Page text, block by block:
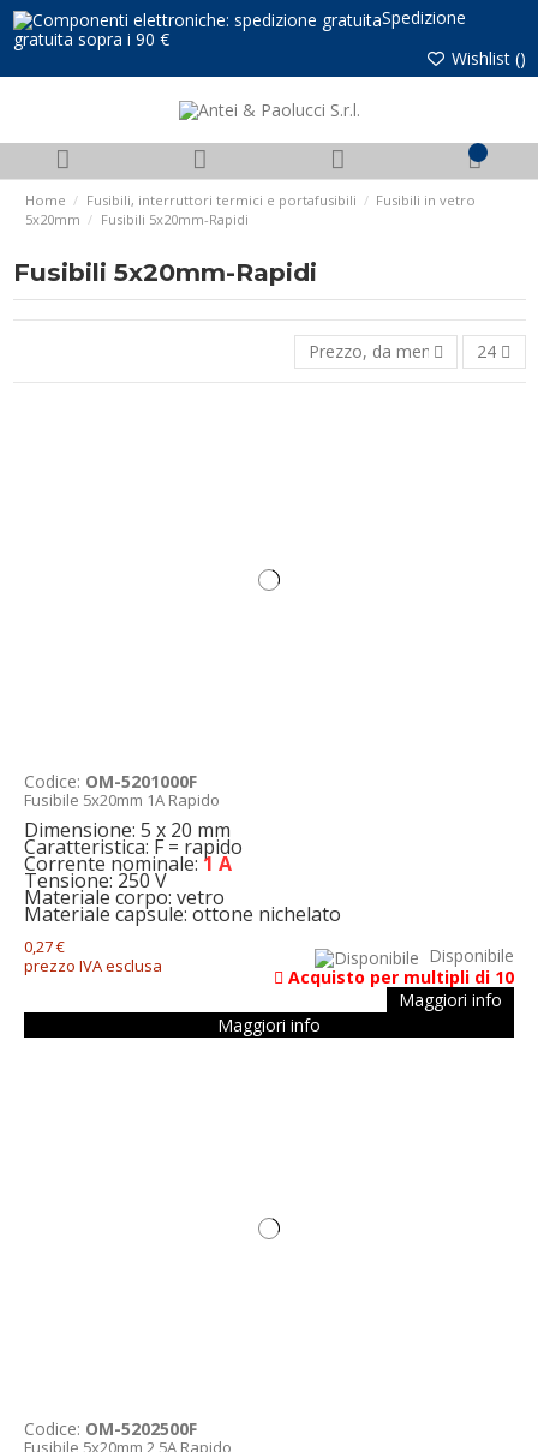
Spedizione
gratuita sopra i 90 €
Wishlist ()
Home Fusibili, interruttori termici e portafusibili
Fusibili in vetro
5x20mm
Fusibili 5x20mm-Rapidi
Fusibili 5x20mm-Rapidi
Prezzo, da meno caro a più
24
Codice: OM-5201000F
Fusibile 5x20mm 1A Rapido
Dimensione: 5 x 20 mm
Caratteristica: F = rapido
Corrente nominale: 1 A
Tensione: 250 V
Materiale corpo: vetro
Materiale capsule: ottone nichelato
0,27 €
prezzo IVA esclusa
Disponibile
Acquisto per multipli di 10
Maggiori info
Maggiori info
Codice: OM-5202500F
Fusibile 5x20mm 2,5A Rapido